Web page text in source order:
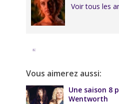
Voir tous les
Vous aimerez aussi:
Une saison 8
Wentworth